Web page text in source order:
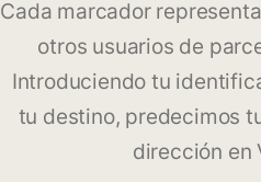
Cada marcador
otros usuarios de
Introduciendo tu
tu destino, predecimos
dirección en